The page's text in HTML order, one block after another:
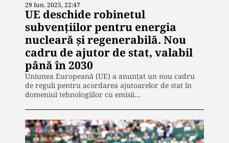
29 Iun. 2025, 22:47
UE deschide robinetul
subvențiilor pentru energia
nucleară și regenerabilă. Nou
cadru de ajutor de stat, valabil
până în 2030
Uniunea Europeană (UE) a anunțat un nou cadru
de reguli pentru acordarea ajutoarelor de stat în
domeniul tehnologiilor cu emisii…